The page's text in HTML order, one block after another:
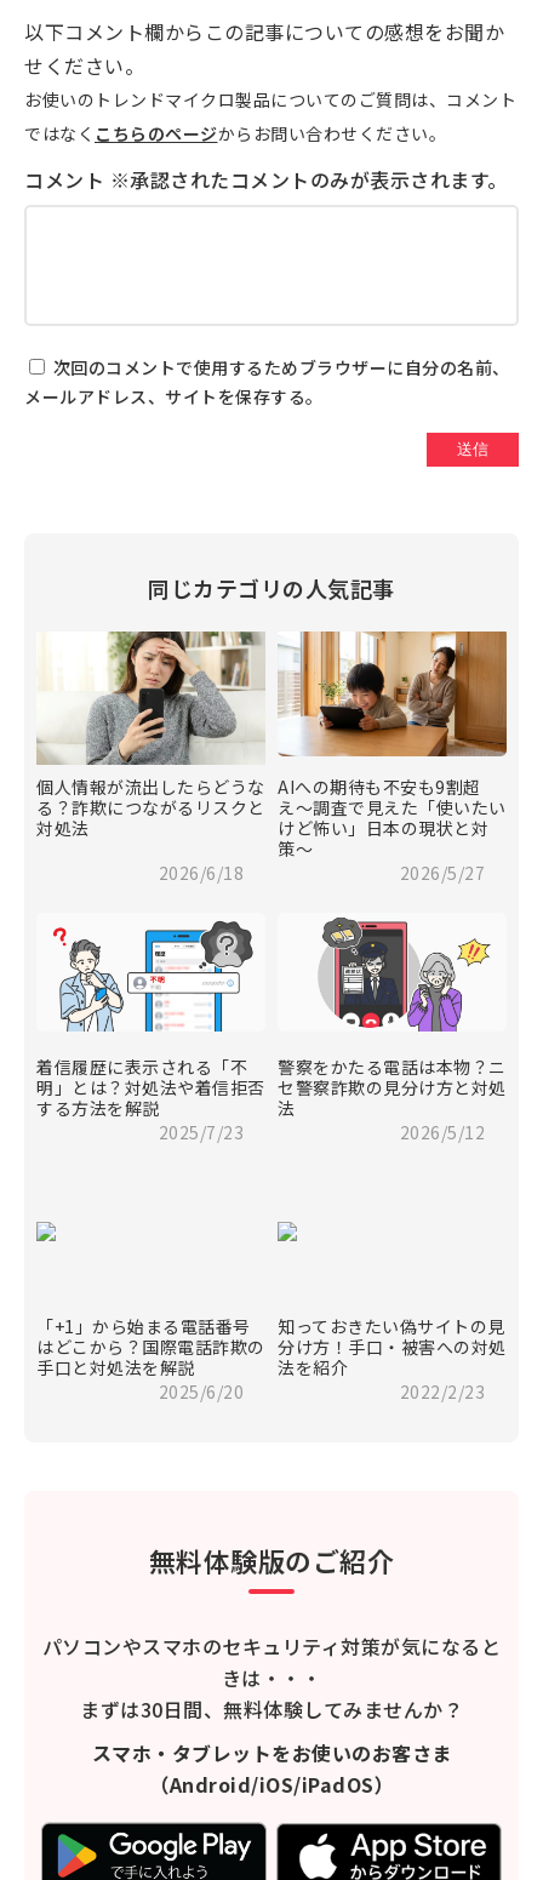
以下コメント欄からこの記事についての感想をお聞か
せください。
お使いのトレンドマイクロ製品についてのご質問は、コメント
ではなく こちらのページからお問い合わせください。
次回のコメントで使用するためブラウザーに自分の名前、
メールアドレス、サイトを保存する。
同じカテゴリの人気記事
個人情報が流出したらどうな
る？詐欺につながるリスクと
対処法
2026/6/18
AIへの期待も不安も9割超
え〜調査で見えた「使いたい
けど怖い」日本の現状と対
策〜
2026/5/27
着信履歴に表示される「不
明」とは？対処法や着信拒否
する方法を解説
2025/7/23
警察をかたる電話は本物？ニ
セ警察詐欺の見分け方と対処
法
2026/5/12
「+1」から始まる電話番号
はどこから？国際電話詐欺の
手口と対処法を解説
2025/6/20
知っておきたい偽サイトの見
分け方！手口・被害への対処
法を紹介
2022/2/23
無料体験版のご紹介
パソコンやスマホのセキュリティ対策が気になると
きは・・・
まずは30日間、無料体験してみませんか？
スマホ・タブレットをお使いのお客さま
（Android/iOS/iPadOS）